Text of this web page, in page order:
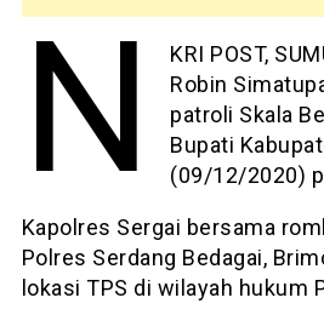
N
KRI POST,
Robin
patroli Skala
Bupati
(09/12/2020)
Kapolres Sergai bersama
Polres Serdang Bedagai,
lokasi TPS di wilayah hukum